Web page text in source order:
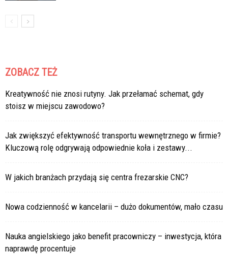
ZOBACZ TEŻ
Kreatywność nie znosi rutyny. Jak przełamać schemat, gdy
stoisz w miejscu zawodowo?
Jak zwiększyć efektywność transportu wewnętrznego w firmie?
Kluczową rolę odgrywają odpowiednie koła i zestawy...
W jakich branżach przydają się centra frezarskie CNC?
Nowa codzienność w kancelarii – dużo dokumentów, mało czasu
Nauka angielskiego jako benefit pracowniczy – inwestycja, która
naprawdę procentuje